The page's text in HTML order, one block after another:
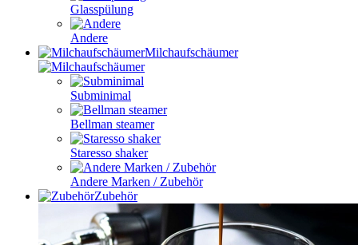
Glasspülung
Andere
Milchaufschäumer
Subminimal
Bellman steamer
Staresso shaker
Andere Marken / Zubehör
Zubehör